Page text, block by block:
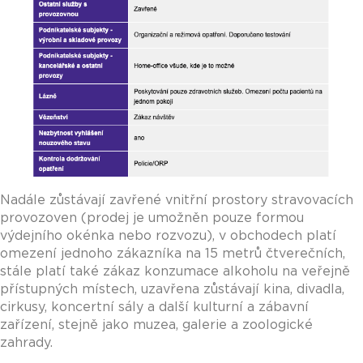
Nadále zůstávají zavřené vnitřní prostory stravovacích
provozoven (prodej je umožněn pouze formou
výdejního okénka nebo rozvozu), v obchodech platí
omezení jednoho zákazníka na 15 metrů čtverečních,
stále platí také zákaz konzumace alkoholu na veřejně
přístupných místech, uzavřena zůstávají kina, divadla,
cirkusy, koncertní sály a další kulturní a zábavní
zařízení, stejně jako muzea, galerie a zoologické
zahrady.